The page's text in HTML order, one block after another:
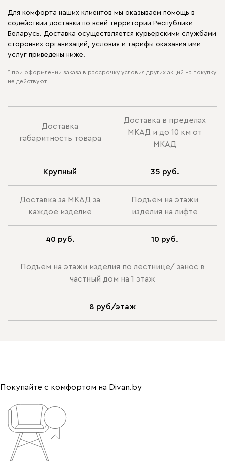
Для комфорта наших клиентов мы оказываем помощь в
содействии доставки по всей территории Республики
Беларусь. Доставка осуществляется курьерскими службами
сторонних организаций, условия и тарифы оказания ими
услуг приведены ниже.
* при оформлении заказа в рассрочку условия других акций на покупку
не действуют.
Доставка
габаритность товара
Доставка в пределах
МКАД и до 10 км от
МКАД
Крупный 35 руб.
Доставка за МКАД за
каждое изделие
Подъем на этажи
изделия на лифте
40 руб. 10 руб.
Подъем на этажи изделия по лестнице/ занос в
частный дом на 1 этаж
8 руб/этаж
Покупайте с комфортом на Divan.by